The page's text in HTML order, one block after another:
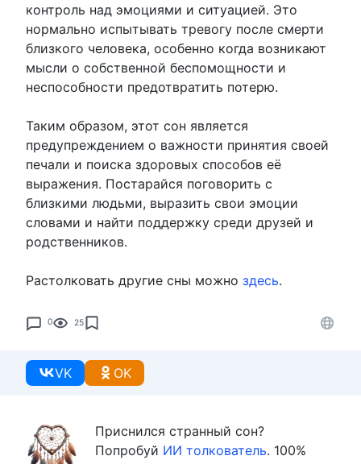
контроль над эмоциями и ситуацией. Это
нормально испытывать тревогу после смерти
близкого человека, особенно когда возникают
мысли о собственной беспомощности и
неспособности предотвратить потерю.
Таким образом, этот сон является
предупреждением о важности принятия своей
печали и поиска здоровых способов её
выражения. Постарайся поговорить с
близкими людьми, выразить свои эмоции
словами и найти поддержку среди друзей и
родственников.
Растолковать другие сны можно здесь.
0 25
VK OK
Приснился странный сон?
Попробуй ИИ толкователь. 100%